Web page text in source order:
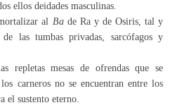
ellos deidades masculinas.
al Bade Ra y de Osiris, tal y
las tumbas privadas, sarcófagos y
repletas mesas de ofrendas que se
carneros no se encuentran entre los
el sustento eterno.